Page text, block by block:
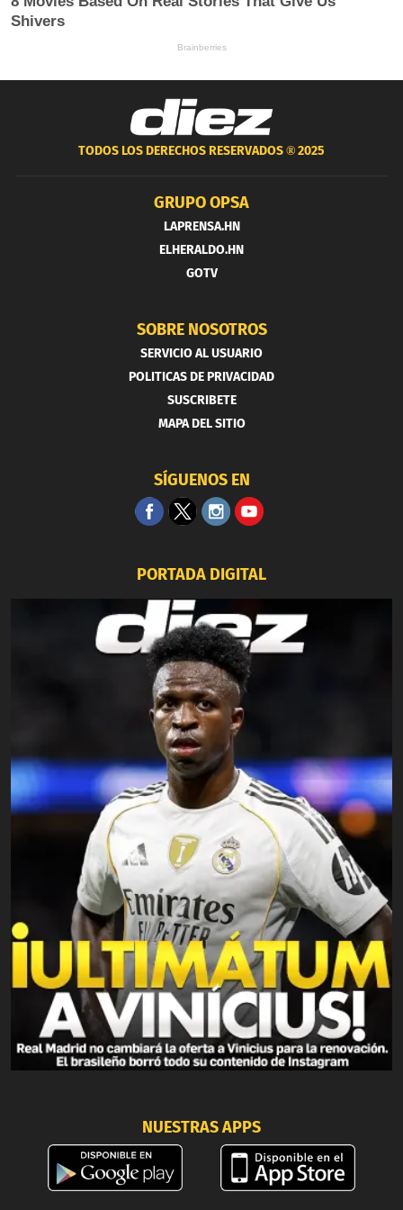
TODOS LOS DERECHOS RESERVADOS ®2025
GRUPO OPSA
LAPRENSA.HN
ELHERALDO.HN
GOTV
SOBRE NOSOTROS
SERVICIO AL USUARIO
POLITICAS DE PRIVACIDAD
SUSCRIBETE
MAPA DEL SITIO
SÍGUENOS EN
PORTADA DIGITAL
NUESTRAS APPS